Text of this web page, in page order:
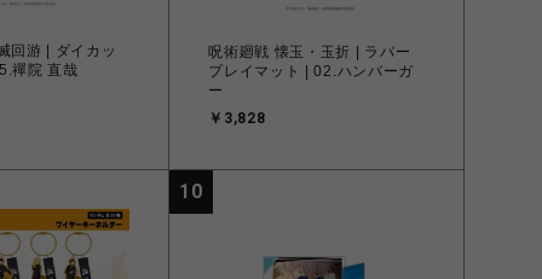
回游 | ダイカッ
禪院 直哉
呪術廻戦 懐玉・玉折 | ラバー
プレイマット | 02.ハンバーガ
ー
￥3,828
10